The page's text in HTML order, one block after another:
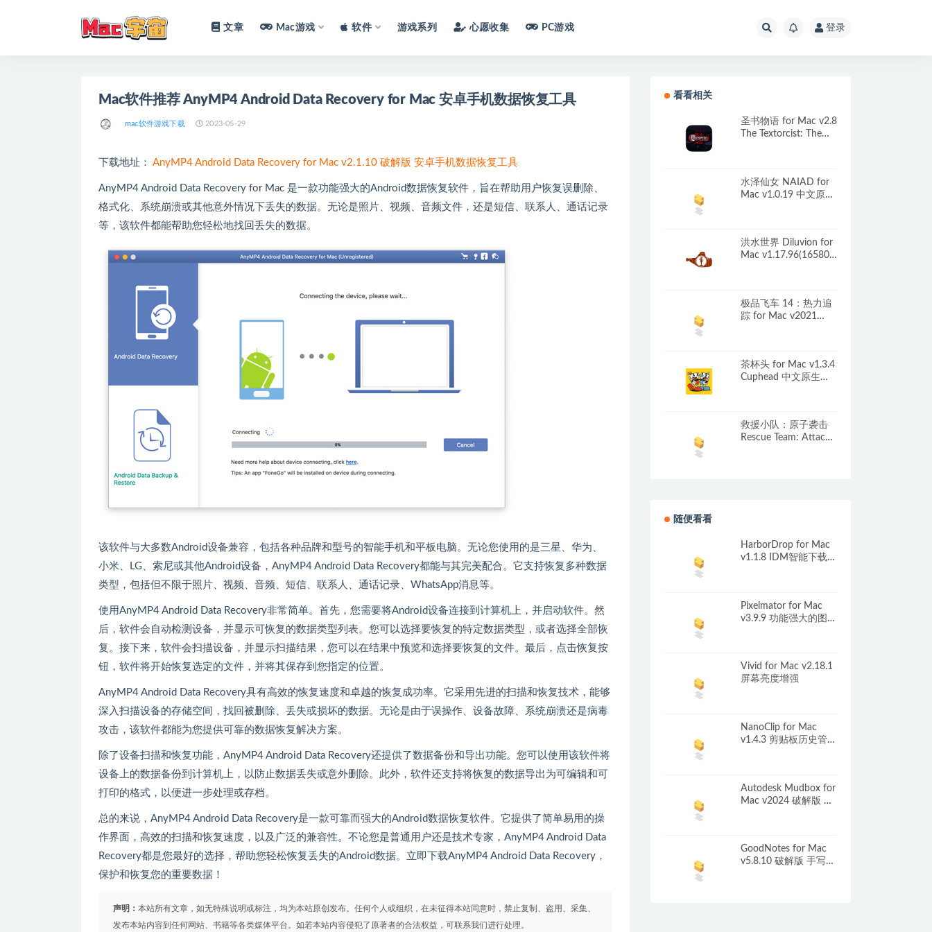
文章 Mac游戏 软件 游戏系列 心愿收集 PC游戏 登录
Mac软件推荐 AnyMP4 Android Data Recovery for Mac 安卓手机数据恢复工具
mac软件游戏下载 2023-05-29
下载地址： AnyMP4 Android Data Recovery for Mac v2.1.10 破解版 安卓手机数据恢复工具
AnyMP4 Android Data Recovery for Mac 是一款功能强大的Android数据恢复软件，旨在帮助用户恢复误删除、
格式化、系统崩溃或其他意外情况下丢失的数据。无论是照片、视频、音频文件，还是短信、联系人、通话记录
等，该软件都能帮助您轻松地找回丢失的数据。
该软件与大多数Android设备兼容，包括各种品牌和型号的智能手机和平板电脑。无论您使用的是三星、华为、
小米、LG、索尼或其他Android设备，AnyMP4 Android Data Recovery都能与其完美配合。它支持恢复多种数据
类型，包括但不限于照片、视频、音频、短信、联系人、通话记录、WhatsApp消息等。
使用AnyMP4 Android Data Recovery非常简单。首先，您需要将Android设备连接到计算机上，并启动软件。然
后，软件会自动检测设备，并显示可恢复的数据类型列表。您可以选择要恢复的特定数据类型，或者选择全部恢
复。接下来，软件会扫描设备，并显示扫描结果，您可以在结果中预览和选择要恢复的文件。最后，点击恢复按
钮，软件将开始恢复选定的文件，并将其保存到您指定的位置。
AnyMP4 Android Data Recovery具有高效的恢复速度和卓越的恢复成功率。它采用先进的扫描和恢复技术，能够
深入扫描设备的存储空间，找回被删除、丢失或损坏的数据。无论是由于误操作、设备故障、系统崩溃还是病毒
攻击，该软件都能为您提供可靠的数据恢复解决方案。
除了设备扫描和恢复功能，AnyMP4 Android Data Recovery还提供了数据备份和导出功能。您可以使用该软件将
设备上的数据备份到计算机上，以防止数据丢失或意外删除。此外，软件还支持将恢复的数据导出为可编辑和可
打印的格式，以便进一步处理或存档。
总的来说，AnyMP4 Android Data Recovery是一款可靠而强大的Android数据恢复软件。它提供了简单易用的操
作界面，高效的扫描和恢复速度，以及广泛的兼容性。不论您是普通用户还是技术专家，AnyMP4 Android Data
Recovery都是您最好的选择，帮助您轻松恢复丢失的Android数据。立即下载AnyMP4 Android Data Recovery，
保护和恢复您的重要数据！
声明： 本站所有文章，如无特殊说明或标注，均为本站原创发布。任何个人或组织，在未征得本站同意时，禁止复制、盗用、采集、
发布本站内容到任何网站、书籍等各类媒体平台。如若本站内容侵犯了原著者的合法权益，可联系我们进行处理。
看看相关
圣书物语 for Mac v2.8
The Textorcist: The
水泽仙女 NAIAD for
Mac v1.0.19 中文原生
洪水世界 Diluvion for
Mac v1.17.96(16580)
极品飞车 14：热力追
踪 for Mac v2021
茶杯头 for Mac v1.3.4
Cuphead 中文原生版
救援小队：原子袭击
Rescue Team: Attack
随便看看
HarborDrop for Mac
v1.1.8 IDM智能下载管
Pixelmator for Mac
v3.9.9 功能强大的图像
Vivid for Mac v2.18.1
屏幕亮度增强
NanoClip for Mac
v1.4.3 剪贴板历史管理
Autodesk Mudbox for
Mac v2024 破解版 数
GoodNotes for Mac
v5.8.10 破解版 手写笔